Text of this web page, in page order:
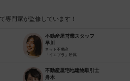
専門家が監修しています！
不動産屋営業スタッフ
早川
ネット不動産
「イエプラ」所属
不動産屋宅地建物取引士
舟木